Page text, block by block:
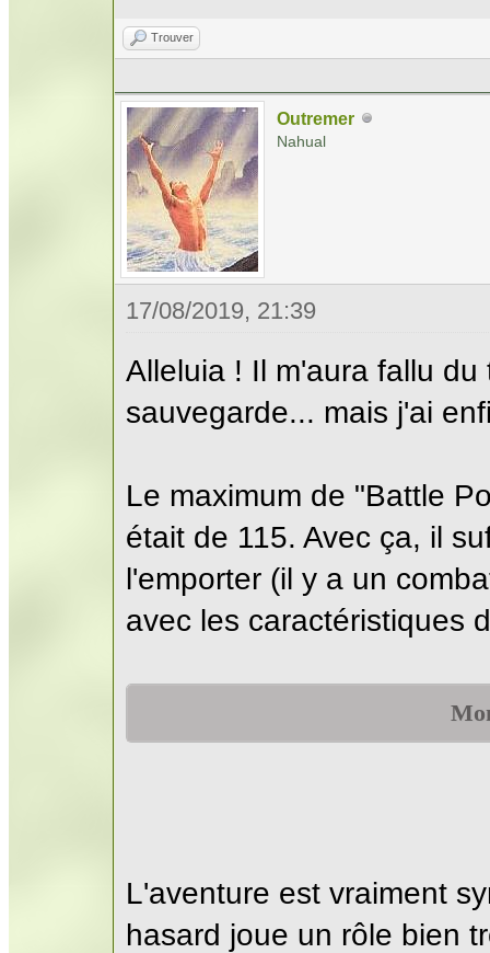
Trouver
Outremer
Nahual
17/08/2019, 21:39
Alleluia ! Il m'aura fallu
sauvegarde... mais j'ai
Le maximum de "Battle
était de 115. Avec ça, il
l'emporter (il y a un
avec les caractéristiques
L'aventure est vraiment
hasard joue un rôle bien